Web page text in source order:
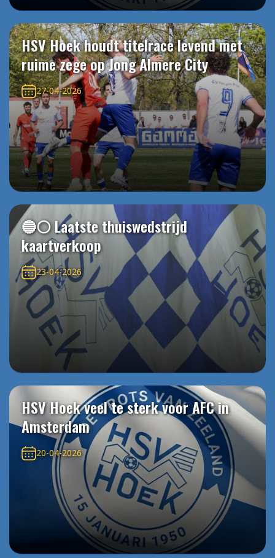
HSV Hoek houdt titelrace levend met
ruime zege op Jong Almere City
27-04-2026
🔵⚪️ Laatste thuiswedstrijd
kaartverkoop
23-04-2026
HSV Hoek veel te sterk voor AFC in
Amsterdam
20-04-2026